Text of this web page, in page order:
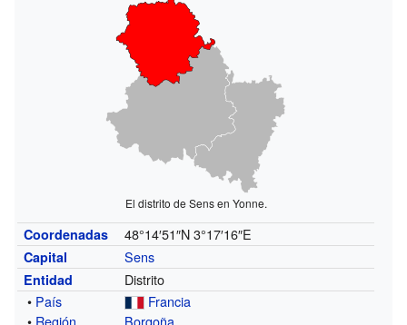
El distrito de Sens en Yonne.
Coordenadas 48°14′51″N 3°17′16″E
Capital Sens
Entidad
Distrito
• País
Francia
• Región
Borgoña